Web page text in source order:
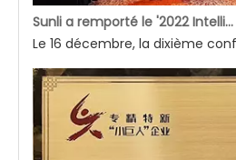
Sunli a remporté le '2022 Intelligent Logistics Industry Strength Brand Award'
Le 16 décembre, la dixième